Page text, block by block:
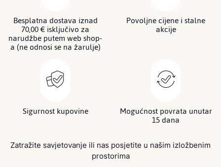
Besplatna dostava iznad
70,00 € isključivo za
narudžbe putem web shop-
a (ne odnosi se na žarulje)
Povoljne cijene i stalne
akcije
Sigurnost kupovine Mogućnost povrata unutar
15 dana
Zatražite savjetovanje ili nas posjetite u našim izložbenim
prostorima